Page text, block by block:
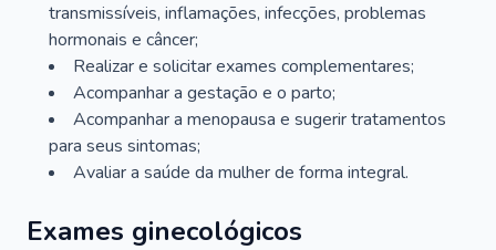
transmissíveis, inflamações, infecções, problemas
hormonais e câncer;
Realizar e solicitar exames complementares;
Acompanhar a gestação e o parto;
Acompanhar a menopausa e sugerir tratamentos
para seus sintomas;
Avaliar a saúde da mulher de forma integral.
Exames ginecológicos